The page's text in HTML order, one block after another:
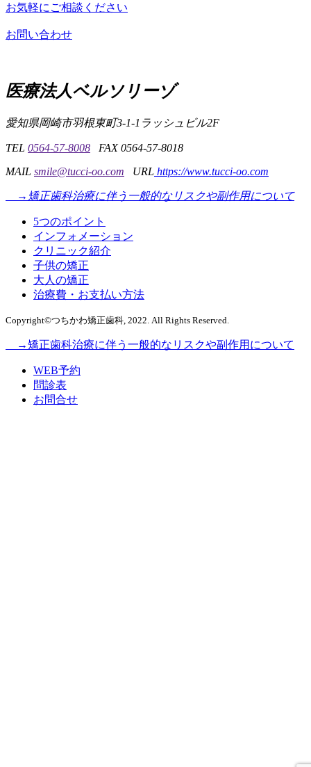
お気軽にご相談ください
お問い合わせ
医療法人ベルソリーゾ
愛知県岡崎市羽根東町3-1-1 ラッシュビル2F
TEL 0564-57-8008
FAX 0564-57-8018
MAIL smile@tucci-oo.com URL https://www.tucci-oo.com
→矯正歯科治療に伴う一般的なリスクや副作用について
5つのポイント
インフォメーション
クリニック紹介
子供の矯正
大人の矯正
治療費・お支払い方法
Copyright©つちかわ矯正歯科, 2022. All Rights Reserved.
→矯正歯科治療に伴う一般的なリスクや副作用について
WEB予約
問診表
お問合せ